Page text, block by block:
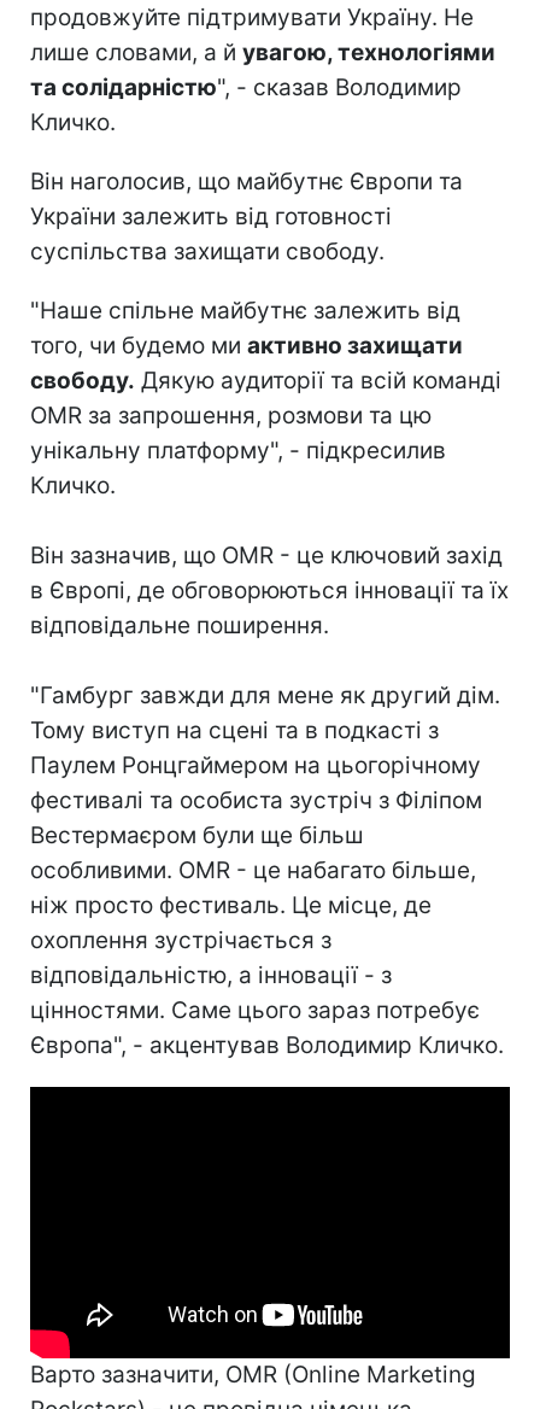
продовжуйте підтримувати Україну. Не
лише словами, а й увагою, технологіями
та солідарністю", - сказав Володимир
Кличко.
Він наголосив, що майбутнє Європи та
України залежить від готовності
суспільства захищати свободу.
"Наше спільне майбутнє залежить від
того, чи будемо ми активно захищати
свободу. Дякую аудиторії та всій команді
OMR за запрошення, розмови та цю
унікальну платформу", - підкресилив
Кличко.
Він зазначив, що OMR - це ключовий захід
в Європі, де обговорюються інновації та їх
відповідальне поширення.
"Гамбург завжди для мене як другий дім.
Тому виступ на сцені та в подкасті з
Паулем Ронцгаймером на цьогорічному
фестивалі та особиста зустріч з Філіпом
Вестермаєром були ще більш
особливими. OMR - це набагато більше,
ніж просто фестиваль. Це місце, де
охоплення зустрічається з
відповідальністю, а інновації - з
цінностями. Саме цього зараз потребує
Європа", - акцентував Володимир Кличко.
Варто зазначити, OMR (Online Marketing